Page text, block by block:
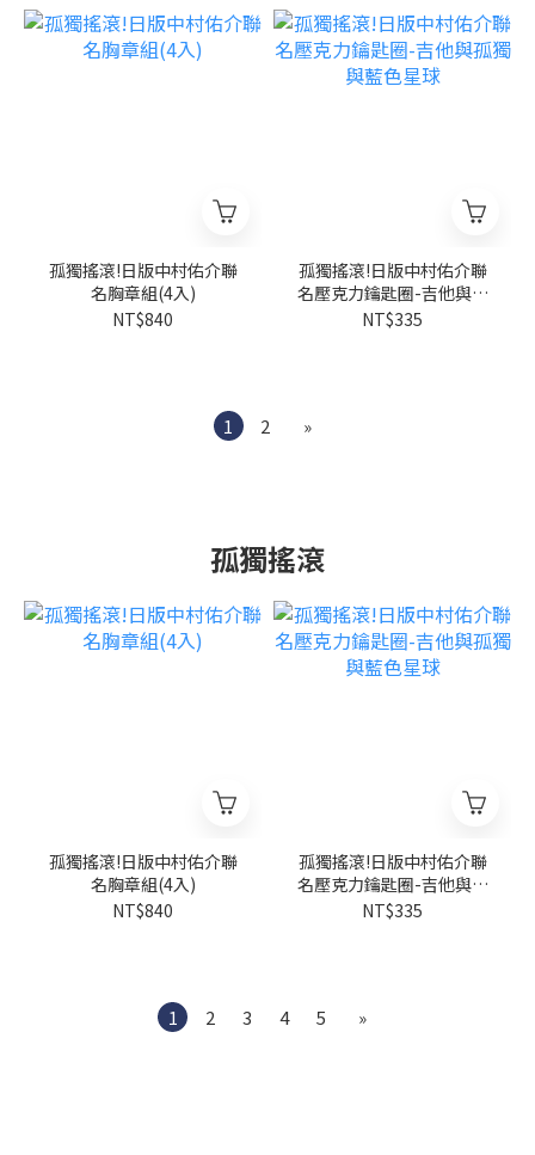
孤獨搖滾!日版中村佑介聯
名胸章組(4入)
NT$840
孤獨搖滾!日版中村佑介聯
名壓克力鑰匙圈-吉他與孤
獨與藍色星球
NT$335
1 2 »
孤獨搖滾
孤獨搖滾!日版中村佑介聯
名胸章組(4入)
NT$840
孤獨搖滾!日版中村佑介聯
名壓克力鑰匙圈-吉他與孤
獨與藍色星球
NT$335
1 2 3 4 5 »